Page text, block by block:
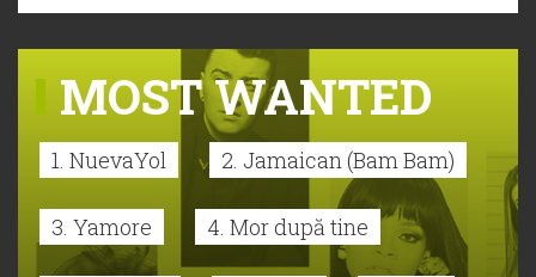
MOST WANTED
1. NuevaYol 2. Jamaican (Bam Bam)
3. Yamore 4. Mor după tine